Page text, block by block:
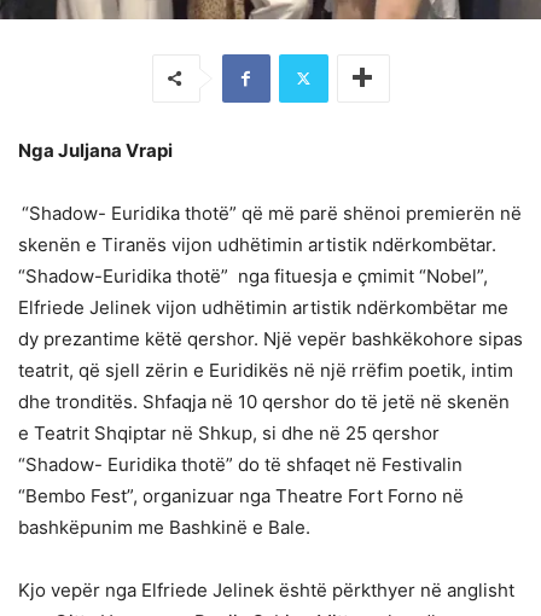
Nga Juljana Vrapi
“Shadow- Euridika thotë” që më parë shënoi premierën në
skenën e Tiranës vijon udhëtimin artistik ndërkombëtar.
“Shadow-Euridika thotë” nga fituesja e çmimit “Nobel”,
Elfriede Jelinek vijon udhëtimin artistik ndërkombëtar me
dy prezantime këtë qershor. Një vepër bashkëkohore sipas
teatrit, që sjell zërin e Euridikës në një rrëfim poetik, intim
dhe tronditës. Shfaqja në 10 qershor do të jetë në skenën
e Teatrit Shqiptar në Shkup, si dhe në 25 qershor
“Shadow- Euridika thotë” do të shfaqet në Festivalin
“Bembo Fest”, organizuar nga Theatre Fort Forno në
bashkëpunim me Bashkinë e Bale.
Kjo vepër nga Elfriede Jelinek është përkthyer në anglisht